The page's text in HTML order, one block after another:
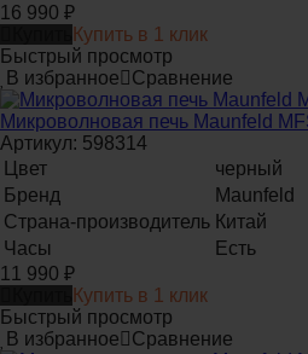
16 990 ₽
Купить в 1 клик
Быстрый просмотр
В избранное
Сравнение
Микроволновая печь Maunfeld
Артикул: 598314
Цвет
черный
Бренд
Maunfeld
Страна-производитель Китай
Часы
Есть
11 990 ₽
Купить в 1 клик
Быстрый просмотр
В избранное
Сравнение